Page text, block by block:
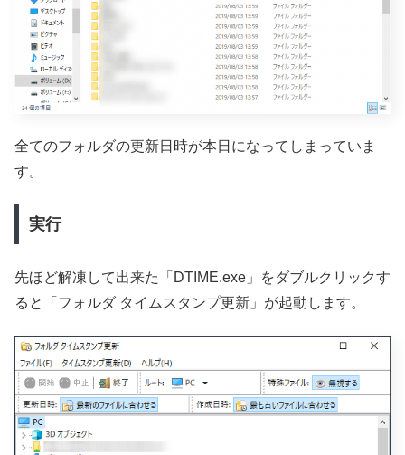
全てのフォルダの更新日時が本日になってしまっていま
す。
実行
先ほど解凍して出来た「DTIME.exe」をダブルクリックす
ると「フォルダ タイムスタンプ更新」が起動します。